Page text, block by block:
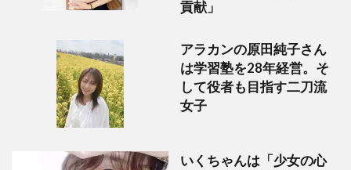
貢献」
アラカンの原田純子さん
は学習塾を28年経営。そ
して役者も目指す二刀流
女子
いくちゃんは「少女の心